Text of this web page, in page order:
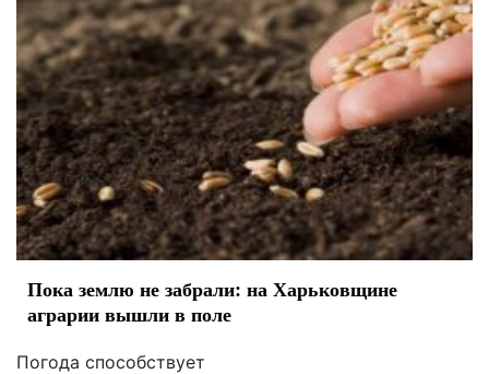
Пока землю не забрали: на Харьковщине
аграрии вышли в поле
Погода способствует